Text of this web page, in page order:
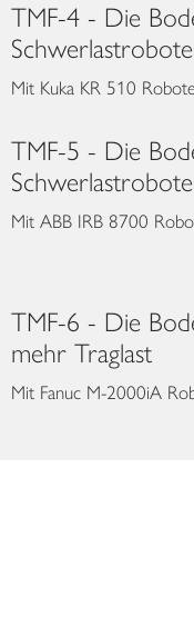
TMF-4 - Die
Mit Kuka KR 510
TMF-5 - Die
Mit ABB IRB 8700
TMF-6 - Die
mehr Traglast
Mit Fanuc M-2000iA